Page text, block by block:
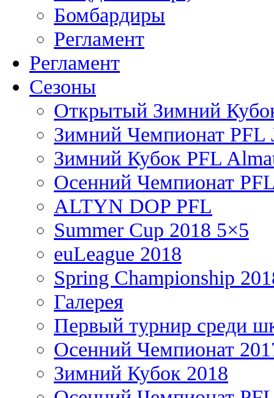
Бомбардиры
Регламент
Регламент
Сезоны
Открытый Зимний
Зимний Чемпионат PFL
Зимний Кубок PFL
Осенний Чемпионат
ALTYN DOP PFL
Summer Cup 2018 5×5
euLeague 2018
Spring Championship
Галерея
Первый турнир среди
Осенний Чемпионат
Зимний Кубок 2018